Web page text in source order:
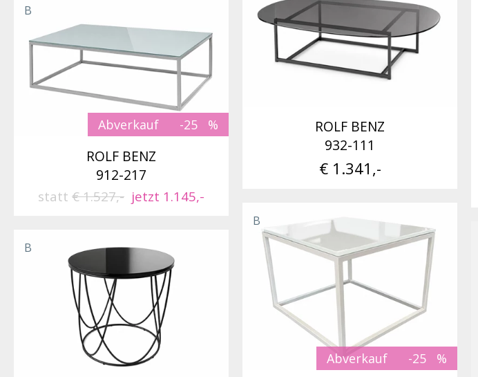
ROLF BENZ
932-111
€ 1.341,-
Abverkauf -25
B
ROLF BENZ
912-217
statt € 1.527,- jetzt 1.145,-
Abverkauf -25
B
B